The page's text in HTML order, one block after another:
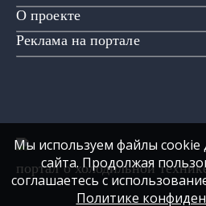
О проекте
Реклама на портале
портал о холодильной
Мы используем файлы cookie
сайта. Продолжая
соглашаетесь с
Политике